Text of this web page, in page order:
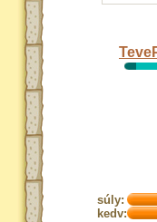
súly:
kedv: